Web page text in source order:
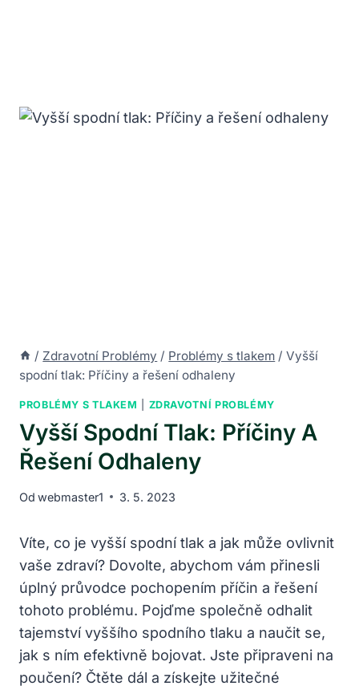
/ Zdravotní Problémy / Problémy s tlakem / Vyšší
spodní tlak: Příčiny a řešení odhaleny
PROBLÉMY S TLAKEM ZDRAVOTNÍ PROBLÉMY
Vyšší Spodní Tlak: Příčiny A
Řešení Odhaleny
Od webmaster1 3. 5. 2023
Víte, co je vyšší spodní tlak a jak může ovlivnit
vaše zdraví? Dovolte, abychom vám přinesli
úplný průvodce pochopením příčin a řešení
tohoto problému. Pojďme společně odhalit
tajemství vyššího spodního tlaku a naučit se,
jak s ním efektivně bojovat. Jste připraveni na
poučení? Čtěte dál a získejte užitečné